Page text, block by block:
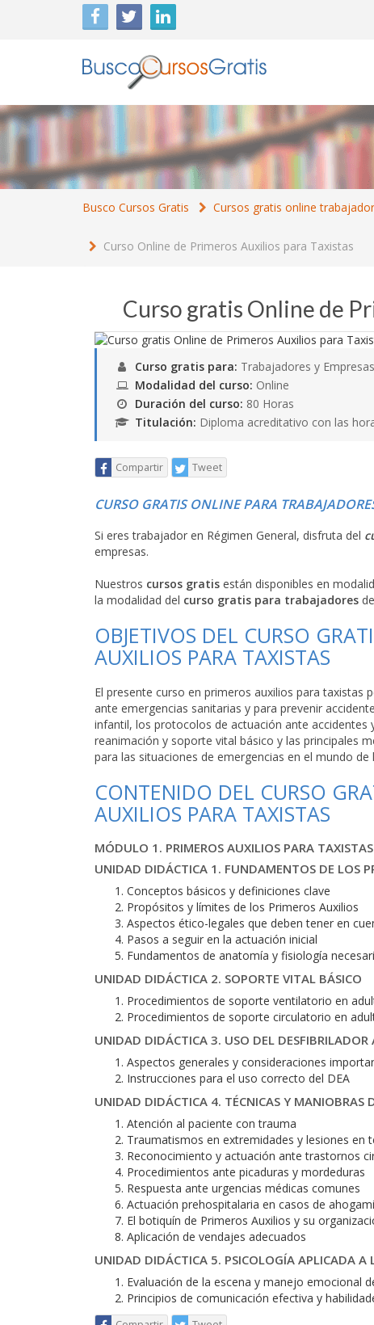
Busco Cursos Gratis Cursos gratis online
Curso Online de Primeros Auxilios para Taxistas
Curso gratis Online de
Curso gratis para: Trabajadores y
Modalidad del curso: Online
Duración del curso: 80 Horas
Titulación: Diploma acreditativo con las
Compartir Tweet
CURSO GRATIS ONLINE PARA
Si eres trabajador en Régimen General, disfruta del
empresas.
Nuestros cursos gratis están disponibles en
la modalidad del curso gratis para trabajadores
OBJETIVOS DEL CURSO
AUXILIOS PARA TAXISTAS
El presente curso en primeros auxilios para taxistas
ante emergencias sanitarias y para prevenir
infantil, los protocolos de actuación ante
reanimación y soporte vital básico y las principales
para las situaciones de emergencias en el mundo de
CONTENIDO DEL CURSO
AUXILIOS PARA TAXISTAS
MÓDULO 1. PRIMEROS AUXILIOS PARA TAXISTAS
UNIDAD DIDÁCTICA 1. FUNDAMENTOS DE LOS
Conceptos básicos y definiciones clave
Propósitos y límites de los Primeros Auxilios
Aspectos ético-legales que deben tener en
Pasos a seguir en la actuación inicial
Fundamentos de anatomía y fisiología
UNIDAD DIDÁCTICA 2. SOPORTE VITAL BÁSICO
Procedimientos de soporte ventilatorio en
Procedimientos de soporte circulatorio en
UNIDAD DIDÁCTICA 3. USO DEL
Aspectos generales y consideraciones
Instrucciones para el uso correcto del DEA
UNIDAD DIDÁCTICA 4. TÉCNICAS Y MANIOBRAS
Atención al paciente con trauma
Traumatismos en extremidades y lesiones en
Reconocimiento y actuación ante trastornos
Procedimientos ante picaduras y mordeduras
Respuesta ante urgencias médicas comunes
Actuación prehospitalaria en casos de
El botiquín de Primeros Auxilios y su
Aplicación de vendajes adecuados
UNIDAD DIDÁCTICA 5. PSICOLOGÍA APLICADA A
Evaluación de la escena y manejo emocional
Principios de comunicación efectiva y